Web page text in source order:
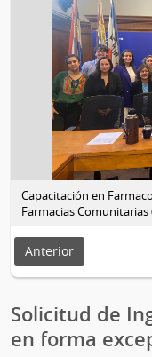
Capacitación en
Farmacias Comunitarias
Anterior
Solicitud de
en forma